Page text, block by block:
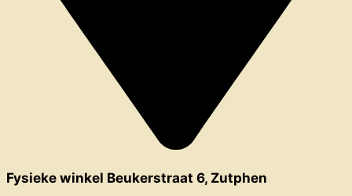
Fysieke winkel Beukerstraat 6, Zutphen